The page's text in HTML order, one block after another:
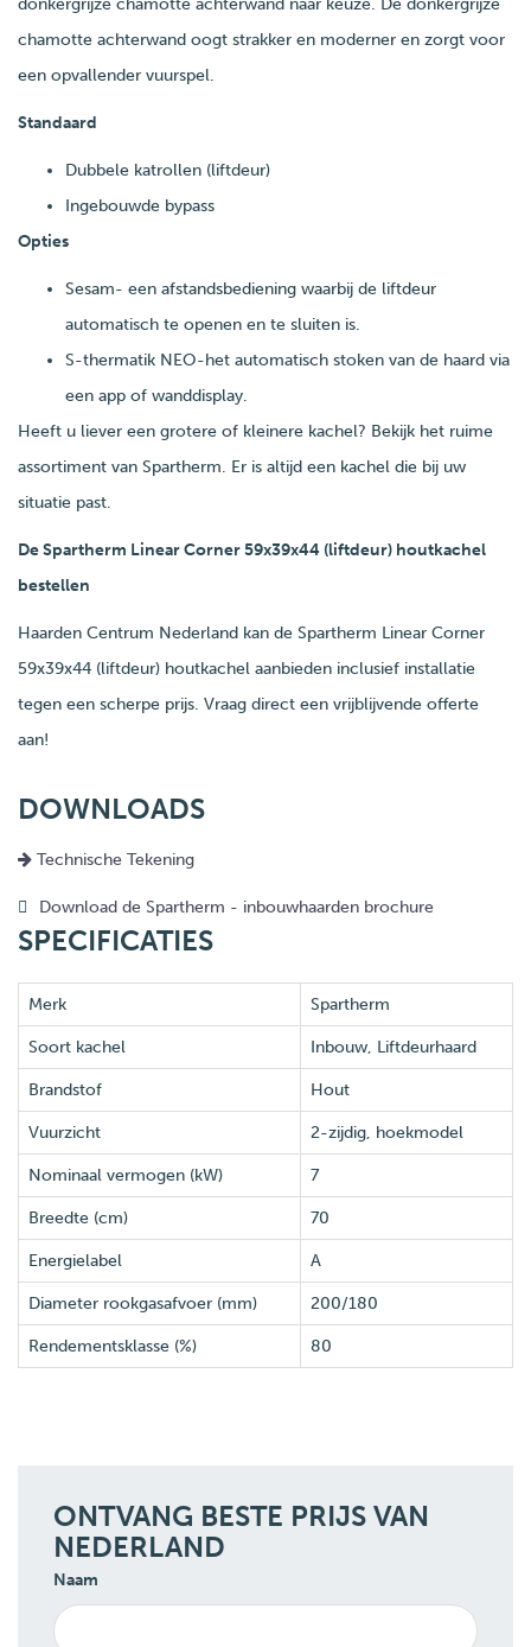
donkergrijze chamotte achterwand naar keuze. De donkergrijze
chamotte achterwand oogt strakker en moderner en zorgt voor
een opvallender vuurspel.
Standaard
Dubbele katrollen (liftdeur)
Ingebouwde bypass
Opties
Sesam- een afstandsbediening waarbij de liftdeur
automatisch te openen en te sluiten is.
S-thermatik NEO-het automatisch stoken van de haard via
een app of wanddisplay.
Heeft u liever een grotere of kleinere kachel? Bekijk het ruime
assortiment van Spartherm. Er is altijd een kachel die bij uw
situatie past.
De Spartherm Linear Corner 59x39x44 (liftdeur) houtkachel
bestellen
Haarden Centrum Nederland kan de Spartherm Linear Corner
59x39x44 (liftdeur) houtkachel aanbieden inclusief installatie
tegen een scherpe prijs. Vraag direct een vrijblijvende offerte
aan!
DOWNLOADS
Technische Tekening
Download de Spartherm - inbouwhaarden brochure
SPECIFICATIES
Merk Spartherm
Soort kachel Inbouw, Liftdeurhaard
Brandstof Hout
Vuurzicht 2-zijdig, hoekmodel
Nominaal vermogen (kW) 7
Breedte (cm) 70
Energielabel A
Diameter rookgasafvoer (mm) 200/180
Rendementsklasse (%) 80
ONTVANG BESTE PRIJS VAN
NEDERLAND
Naam